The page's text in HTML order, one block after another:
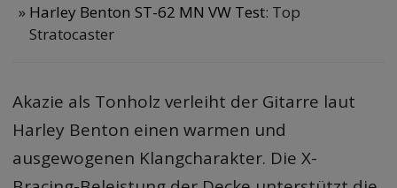
Harley Benton ST-62 MN VW Test: Top
Stratocaster
Akazie als Tonholz verleiht der Gitarre laut
Harley Benton einen warmen und
ausgewogenen Klangcharakter. Die X-